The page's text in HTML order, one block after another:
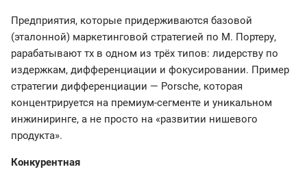
Предприятия, которые придерживаются базовой
(эталонной) маркетинговой стратегией по М. Портеру,
рарабатывают тх в одном из трёх типов: лидерству по
издержкам, дифференциации и фокусировании. Пример
стратегии дифференциации — Porsche, которая
концентрируется на премиум-сегменте и уникальном
инжиниринге, а не просто на «развитии нишевого
продукта».
Конкурентная